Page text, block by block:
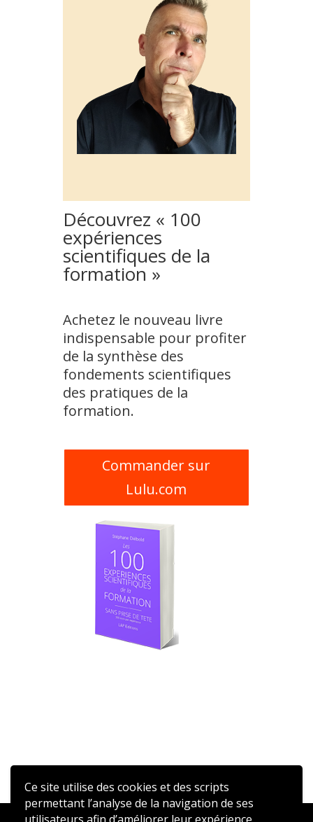
Ce site utilise des cookies et des scripts
permettant l’analyse de la navigation de ses
Découvrez « 100
expériences
scientifiques de la
formation »
Achetez le nouveau livre
indispensable pour profiter
de la synthèse des
fondements scientifiques
des pratiques de la
formation.
Commander sur
Lulu.com